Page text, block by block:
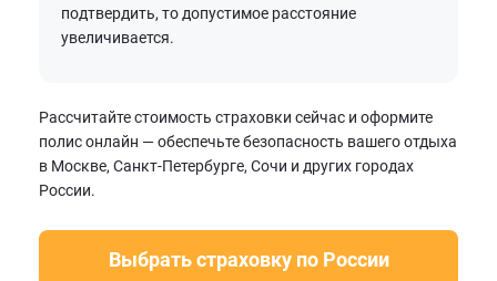
подтвердить, то допустимое расстояние
увеличивается.
Рассчитайте стоимость страховки сейчас и оформите
полис онлайн — обеспечьте безопасность вашего отдыха
в Москве, Санкт-Петербурге, Сочи и других городах
России.
Выбрать страховку по России